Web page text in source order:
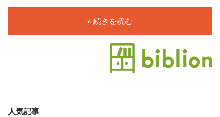
» 続きを読む
人気記事